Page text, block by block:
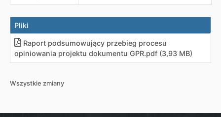
Pliki
Raport podsumowujący przebieg procesu
opiniowania projektu dokumentu GPR.pdf (3,93 MB)
Wszystkie zmiany